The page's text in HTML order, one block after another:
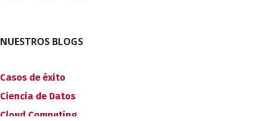
NUESTROS BLOGS
Casos de éxito
Ciencia de Datos
Cloud Computing